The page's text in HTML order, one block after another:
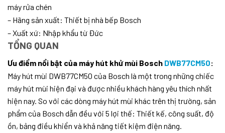
máy rửa chén
– Hãng sản xuất: Thiết bị nhà bếp Bosch
– Xuất xứ: Nhập khẩu từ Đức
TỔNG QUAN
Ưu điểm nổi bật của máy hút khử mùi Bosch DWB77CM50:
Máy hút mùi DWB77CM50 của Bosch là một trong những chiếc
máy hút mùi hiện đại và được nhiều khách hàng yêu thích nhất
hiện nay. So với các dòng máy hút mùi khác trên thị trường, sản
phẩm của Bosch dẫn đều với 5 lợi thế: Thiết kế, công suất, độ
ồn, bảng điều khiển và khả năng tiết kiệm điện năng.